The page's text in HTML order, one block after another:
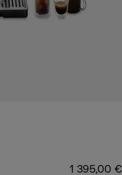
1 395,00 €